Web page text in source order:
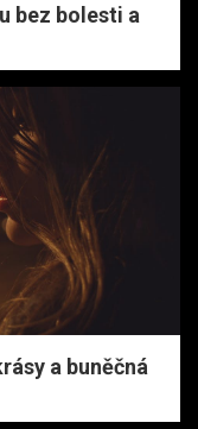
bez bolesti a
a buněčná